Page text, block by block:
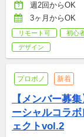
週2回からOK
3ヶ月からOK
リモート可 初心
デザイン
プロボノ 新着
【メンバー募
ーシャルコラ
ェクトvol.2